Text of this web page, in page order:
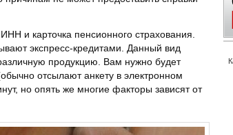
и карточка пенсионного страхования.
экспресс-кредитами. Данный вид
продукцию. Вам нужно будет
отсылают анкету в электронном
но опять же многие факторы зависят от